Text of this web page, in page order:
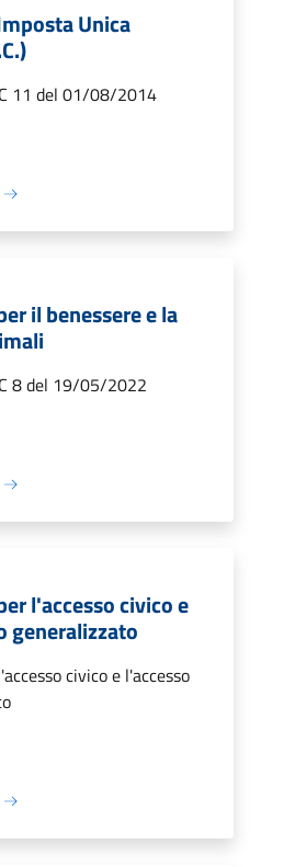
Unica
11 del 01/08/2014
il benessere e la
8 del 19/05/2022
l'accesso civico e
generalizzato
civico e l'accesso